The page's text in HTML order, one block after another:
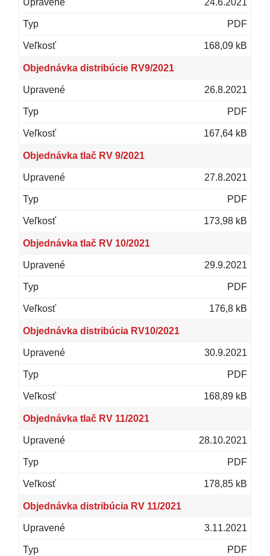
24.6.2021
PDF
168,09 kB
Objednávka distribúcie RV9/2021
26.8.2021
PDF
167,64 kB
Objednávka tlač RV 9/2021
27.8.2021
PDF
173,98 kB
Objednávka tlač RV 10/2021
29.9.2021
PDF
176,8 kB
Objednávka distribúcia RV10/2021
30.9.2021
PDF
168,89 kB
Objednávka tlač RV 11/2021
28.10.2021
PDF
178,85 kB
Objednávka distribúcia RV 11/2021
3.11.2021
PDF